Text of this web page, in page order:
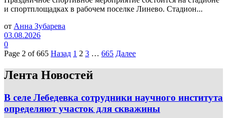
и спортплощадках в рабочем поселке Линево. Стадион...
от Анна Зубарева
03.08.2026
0
Page 2 of 665 Назад 1 2 3 … 665 Далее
Лента Новостей
В селе Лебедевка сотрудники научного института
определяют участок для скважины